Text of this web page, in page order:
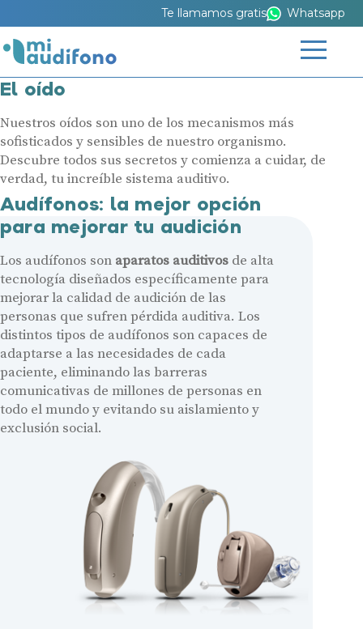
Te llamamos gratis Whatsapp
El oído
Nuestros oídos son uno de los mecanismos más
sofisticados y sensibles de nuestro organismo.
Descubre todos sus secretos y comienza a cuidar, de
verdad, tu increíble sistema auditivo.
Audífonos: la mejor opción
para mejorar tu audición
Los audífonos son aparatos auditivos de alta
tecnología diseñados específicamente para
mejorar la calidad de audición de las
personas que sufren pérdida auditiva. Los
distintos tipos de audífonos son capaces de
adaptarse a las necesidades de cada
paciente, eliminando las barreras
comunicativas de millones de personas en
todo el mundo y evitando su aislamiento y
exclusión social.